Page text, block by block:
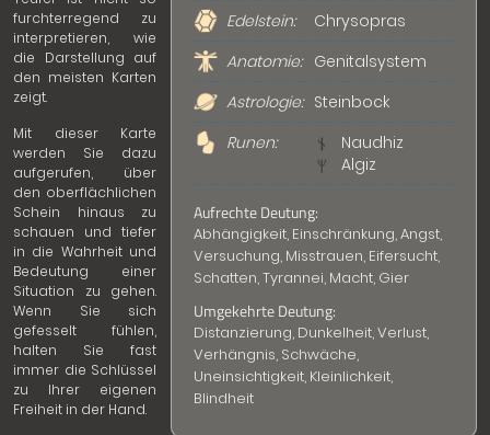
Edelstein:
Chrysopras
Anatomie: Genitalsystem
Astrologie: Steinbock
Runen:
Naudhiz
Algiz
Aufrechte Deutung:
Abhängigkeit, Einschränkung, Angst,
Versuchung, Misstrauen, Eifersucht,
Schatten, Tyrannei, Macht, Gier
Umgekehrte Deutung:
Distanzierung, Dunkelheit, Verlust,
Verhängnis, Schwäche,
Uneinsichtigkeit, Kleinlichkeit,
Blindheit
furchterregend zu
interpretieren, wie
die Darstellung auf
den meisten Karten
zeigt.
Mit dieser Karte
werden Sie dazu
aufgerufen, über
den oberflächlichen
Schein hinaus zu
schauen und tiefer
in die Wahrheit und
Bedeutung einer
Situation zu gehen.
Wenn Sie sich
gefesselt fühlen,
halten Sie fast
immer die Schlüssel
zu Ihrer eigenen
Freiheit in der Hand.